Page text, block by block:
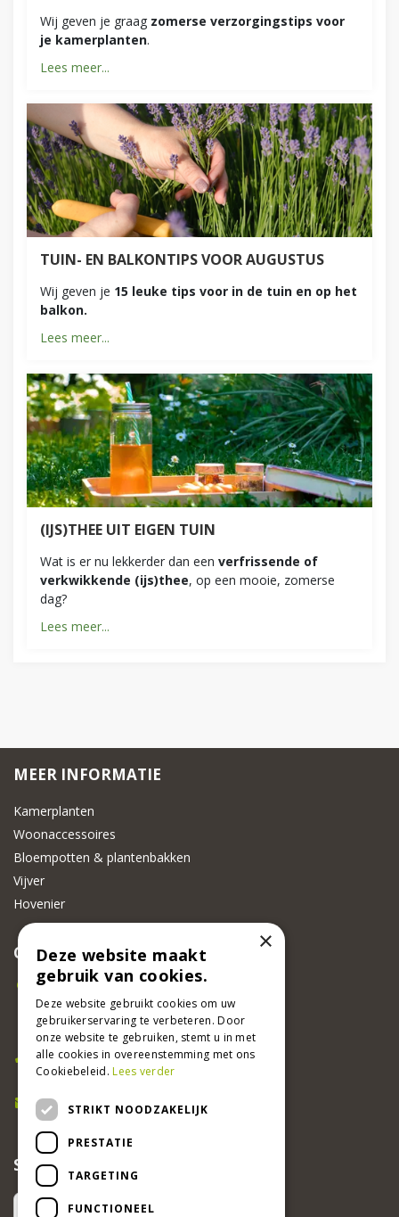
Wij geven je graag zomerse verzorgingstips voor
je kamerplanten.
Lees meer...
TUIN- EN BALKONTIPS VOOR AUGUSTUS
Wij geven je 15 leuke tips voor in de tuin en op het
balkon.
Lees meer...
(IJS)THEE UIT EIGEN TUIN
Wat is er nu lekkerder dan een verfrissende of
verkwikkende (ijs)thee, op een mooie, zomerse
dag?
Lees meer...
MEER INFORMATIE
Kamerplanten
Woonaccessoires
Bloempotten & plantenbakken
Vijver
Hovenier
CONTACT
Beeker Tuincentrum
Adsteeg 31
6191 PW Beek
Bel ons
046 437 2881
E-mail
info@beekertuincentrum.nl
SCHRIJF EEN RECENSIE EN WIN!
×
Deze website maakt
gebruik van cookies.
Deze website gebruikt cookies om uw
gebruikerservaring te verbeteren. Door
onze website te gebruiken, stemt u in met
alle cookies in overeenstemming met ons
Cookiebeleid.Lees verder
STRIKT NOODZAKELIJK
PRESTATIE
TARGETING
FUNCTIONEEL